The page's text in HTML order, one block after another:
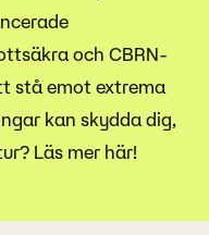
och CBRN-
stå emot extrema
kan skydda dig,
Läs mer här!